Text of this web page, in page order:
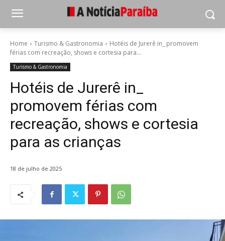
Home Turismo & Gastronomia
Hotéis de Jurerê in_ promovem
férias com recreação, shows e cortesia para...
Turismo & Gastronomia
Hotéis de Jurerê in_
promovem férias com
recreação, shows e cortesia
para as crianças
18 de julho de 2025